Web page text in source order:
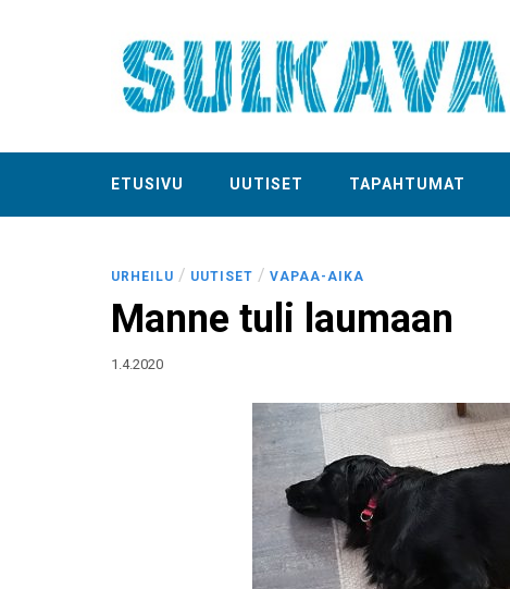
ETUSIVU UUTISET TAPAHTUMAT
URHEILU / UUTISET / VAPAA-AIKA
Manne tuli laumaan
1.4.2020